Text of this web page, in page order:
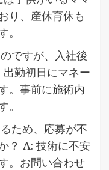
り、産休育休も
ですが、入社後
勤初日にマネー
。事前に施術内
ため、応募が不
？ A: 技術に不安
。お問い合わせ